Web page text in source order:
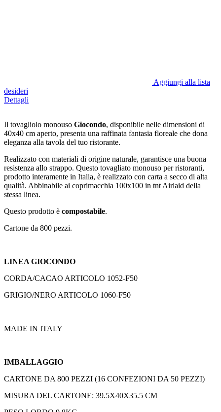
Aggiungi alla lista
desideri
Dettagli
Il tovagliolo monouso Giocondo, disponibile nelle dimensioni di
40x40 cm aperto, presenta una raffinata fantasia floreale che dona
eleganza alla tavola del tuo ristorante.
Realizzato con materiali di origine naturale, garantisce una buona
resistenza allo strappo. Questo tovagliato monouso per ristoranti,
prodotto interamente in Italia, è realizzato con carta a secco di alta
qualità. Abbinabile ai coprimacchia 100x100 in tnt Airlaid della
stessa linea.
Questo prodotto è compostabile.
Cartone da 800 pezzi.
LINEA GIOCONDO
CORDA/CACAO ARTICOLO 1052-F50
GRIGIO/NERO ARTICOLO 1060-F50
MADE IN ITALY
IMBALLAGGIO
CARTONE DA 800 PEZZI (16 CONFEZIONI DA 50 PEZZI)
MISURA DEL CARTONE: 39.5X40X35.5 CM